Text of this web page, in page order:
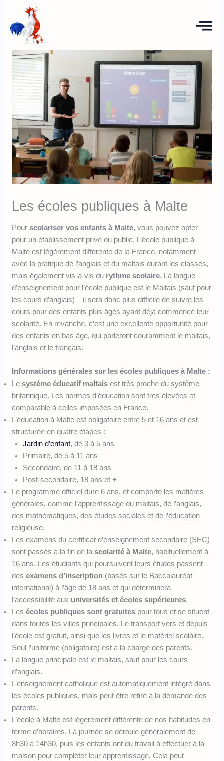
contenu
Les écoles publiques à Malte
Pour scolariser vos enfants à Malte, vous pouvez opter
pour un établissement privé ou public. L’école publique à
Malte est légèrement différente de la France, notamment
avec la pratique de l’anglais et du maltais durant les classes,
mais également vis-à-vis du rythme scolaire. La langue
d’enseignement pour l’école publique est le Maltais (sauf pour
les cours d’anglais) – il sera donc plus difficile de suivre les
cours pour des enfants plus âgés ayant déjà commencé leur
scolarité. En revanche, c’est une excellente opportunité pour
des enfants en bas âge, qui parleront couramment le maltais,
l’anglais et le français.
Informations générales sur les écoles publiques à Malte :
Le système éducatif maltaisest très proche du système
britannique. Les normes d’éducation sont très élevées et
comparable à celles imposées en France.
L’éducation à Malte est obligatoire entre 5 et 16 ans et est
structurée en quatre étapes :
Jardin d’enfant, de 3 à 5 ans
Primaire, de 5 à 11 ans
Secondaire, de 11 à 18 ans
Post-secondaire, 18 ans et +
Le programme officiel dure 6 ans, et comporte les matières
générales, comme l’apprentissage du maltais, de l’anglais,
des mathématiques, des études sociales et de l’éducation
religieuse.
Les examens du certificat d’enseignement secondaire (SEC)
sont passés à la fin de la scolarité à Malte, habituellement à
16 ans. Les étudiants qui poursuivent leurs études passent
des examens d’inscription(basés sur le Baccalauréat
international) à l’âge de 18 ans et qui déterminera
l’accessibilité aux universités et écoles supérieures.
Les écoles publiques sont gratuites pour tous et se situent
dans toutes les villes principales. Le transport vers et depuis
l’école est gratuit, ainsi que les livres et le matériel scolaire.
Seul l’uniforme (obligatoire) est à la charge des parents.
La langue principale est le maltais, sauf pour les cours
d’anglais.
L’enseignement catholique est automatiquement intégré dans
les écoles publiques, mais peut être retiré à la demande des
parents.
L’école à Malte est légèrement différente de nos habitudes en
terme d’horaires. La journée se déroule généralement de
8h30 à 14h30, puis les enfants ont du travail à effectuer à la
maison pour compléter leur apprentissage. Cela peut